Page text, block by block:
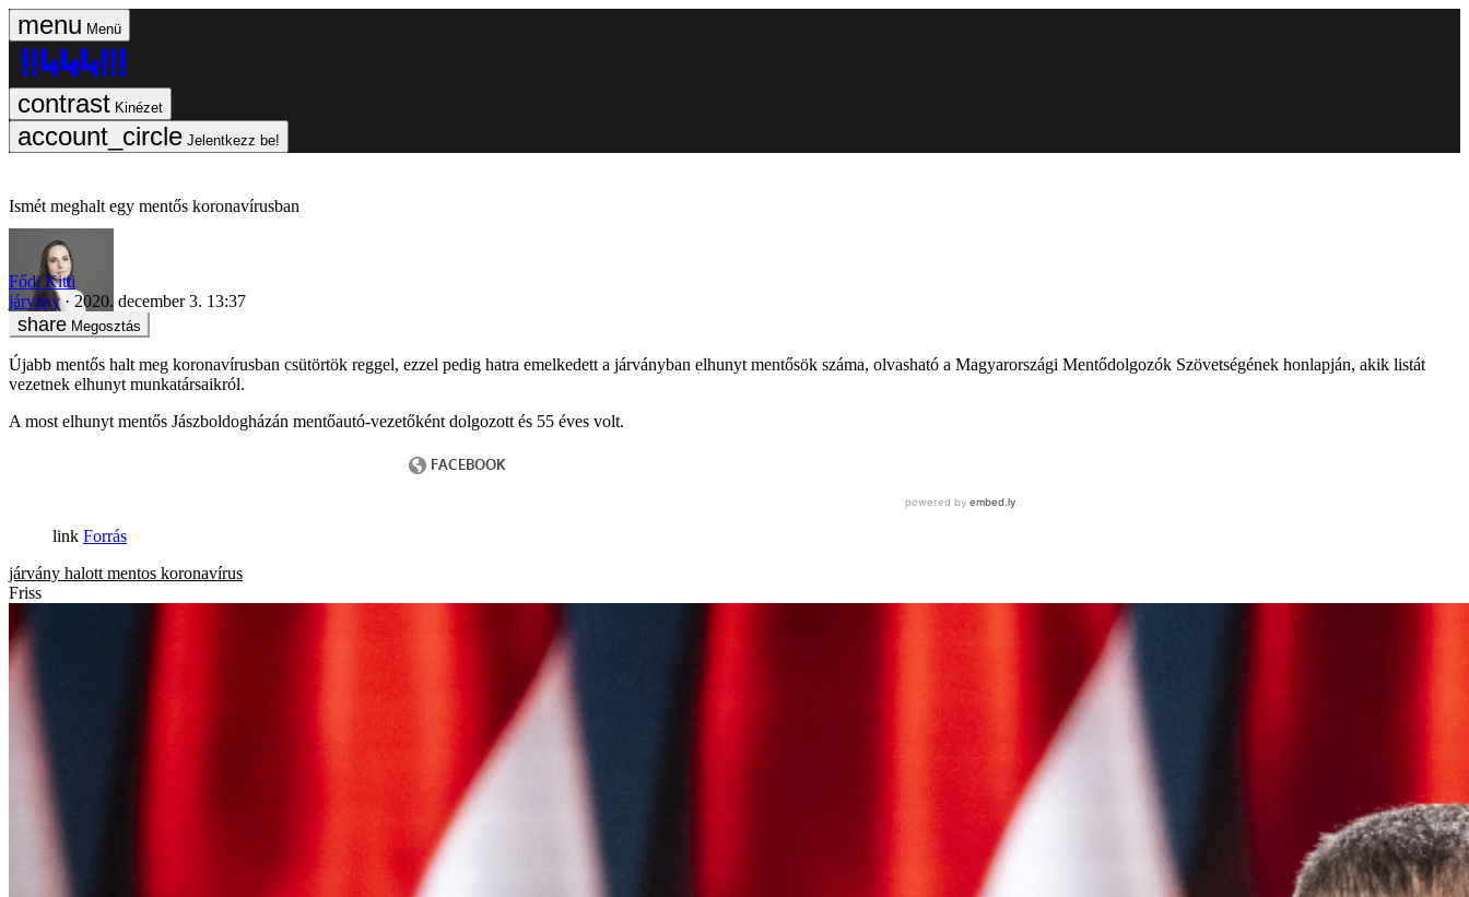
Menü
Kinézet
Jelentkezz be!
Ismét meghalt egy mentős koronavírusban
Fődi Kitti
járvány
2020. december 3. 13:37
Megosztás
Újabb mentős halt meg koronavírusban csütörtök reggel, ezzel pedig hatra emelkedett a járványban elhunyt mentősök száma, olvasható a Magyarországi Mentődolgozók Szövetségének honlapján, akik listát
vezetnek elhunyt munkatársaikról.
A most elhunyt mentős Jászboldogházán mentőautó-vezetőként dolgozott és 55 éves volt.
Forrás
járvány halott mentos koronavírus
Friss